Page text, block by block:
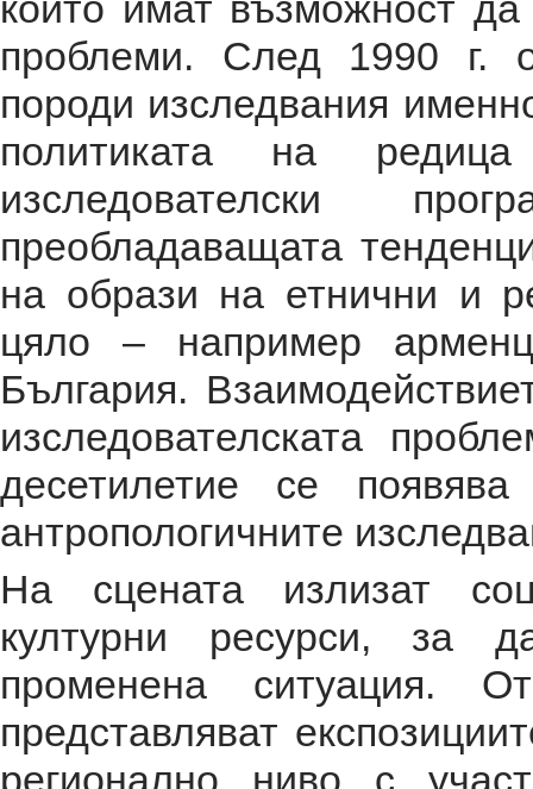
проблеми. След 1990 г.
породи изследвания
политиката на
изследователски
преобладаващата
на образи на етнични и
цяло – например
България.
изследователската
десетилетие се
антропологичните
На сцената излизат
културни ресурси, за
променена ситуация.
представляват
регионално ниво с